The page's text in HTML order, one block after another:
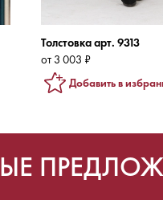
Толстовка арт. 9313
от 3 003 ₽
Добавить в